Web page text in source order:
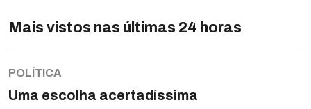
Mais vistos nas últimas 24 horas
POLÍTICA
Uma escolha acertadíssima